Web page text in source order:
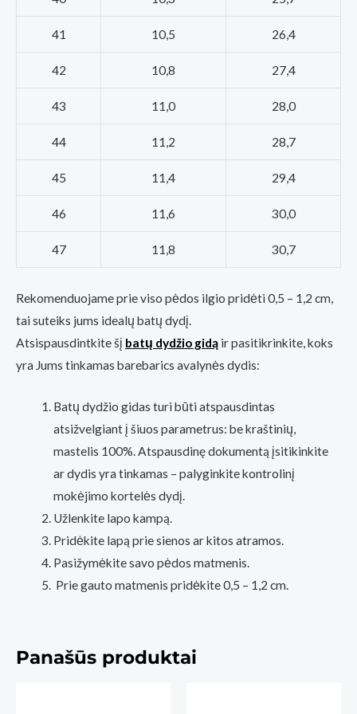
41 10,5 26,4
42 10,8 27,4
43 11,0 28,0
44 11,2 28,7
45 11,4 29,4
46 11,6 30,0
47 11,8 30,7
Rekomenduojame prie viso pėdos ilgio pridėti 0,5 – 1,2 cm,
tai suteiks jums idealų batų dydį.
Atsispausdintkite šį batų dydžio gidą ir pasitikrinkite, koks
yra Jums tinkamas barebarics avalynės dydis:
Batų dydžio gidas turi būti atspausdintas
atsižvelgiant į šiuos parametrus: be kraštinių,
mastelis 100%. Atspausdinę dokumentą įsitikinkite
ar dydis yra tinkamas – palyginkite kontrolinį
mokėjimo kortelės dydį.
Užlenkite lapo kampą.
Pridėkite lapą prie sienos ar kitos atramos.
Pasižymėkite savo pėdos matmenis.
Prie gauto matmenis pridėkite 0,5 – 1,2 cm.
Panašūs produktai